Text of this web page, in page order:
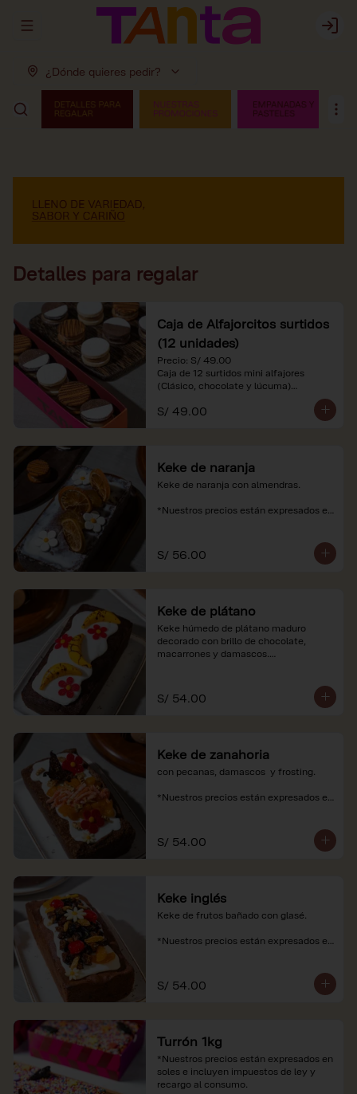
Abrir menu de navegación Login
¿Dónde quieres pedir?
Detalles para regalar
Caja de Alfajorcitos surtidos
(12 unidades)
Precio: S/ 49.00
Caja de 12 surtidos mini alfajores
(Clásico, chocolate y lúcuma)
*Nuestros precios están expresados en
S/ 49.00
Keke de naranja
Keke de naranja con almendras.
*Nuestros precios están expresados en
S/ 56.00
Keke de plátano
Keke húmedo de plátano maduro
decorado con brillo de chocolate,
macarrones y damascos.
soles e incluyen impuestos de ley y
recargo al consumo.
S/ 54.00
Keke de zanahoria
con pecanas, damascos  y frosting.
*Nuestros precios están expresados en
S/ 54.00
Keke inglés
Keke de frutos bañado con glasé.
*Nuestros precios están expresados en
S/ 54.00
Turrón 1kg
*Nuestros precios están expresados en
soles e incluyen impuestos de ley y
recargo al consumo.